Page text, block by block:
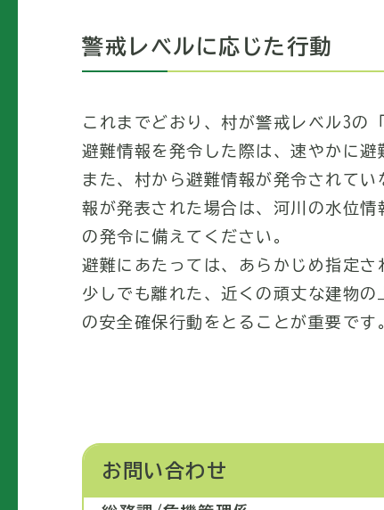
警戒レベルに応じた行動
これまでどおり、村が警戒レベル3の
避難情報を発令した際は、速やかに避
また、村から避難情報が発令されて
報が発表された場合は、河川の水位
の発令に備えてください。
避難にあたっては、あらかじめ指定
少しでも離れた、近くの頑丈な建物
の安全確保行動をとることが重要です
お問い合わせ